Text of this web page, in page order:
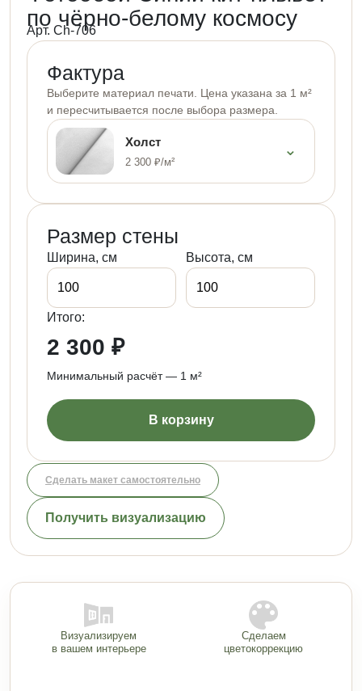
по чёрно-белому космосу
Арт. Ch-706
Фактура
Выберите материал печати. Цена указана за 1 м²
и пересчитывается после выбора размера.
Холст
2 300 ₽/м²
⌄
Размер стены
Ширина, см Высота, см
Итого:
2 300 ₽
Минимальный расчёт — 1 м²
В корзину
Сделать макет самостоятельно
Получить визуализацию
Визуализируем
в вашем интерьере
Сделаем
цветокоррекцию